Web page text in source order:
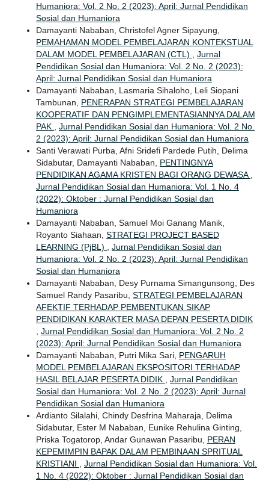
Humaniora: Vol. 2 No. 2 (2023): April: Jurnal Pendidikan
Sosial dan Humaniora
Damayanti Nababan, Christofel Agner Sipayung,
PEMAHAMAN MODEL PEMBELAJARAN KONTEKSTUAL
DALAM MODEL PEMBELAJARAN (CTL)
Jurnal
Pendidikan Sosial dan Humaniora: Vol. 2 No. 2 (2023):
April: Jurnal Pendidikan Sosial dan Humaniora
Damayanti Nababan, Lasmaria Sihaloho, Leli Siopani
Tambunan, PENERAPAN STRATEGI PEMBELAJARAN
KOOPERATIF DAN PENGIMPLEMENTASIANNYA DALAM
PAK
Jurnal Pendidikan Sosial dan Humaniora: Vol. 2 No.
2 (2023): April: Jurnal Pendidikan Sosial dan Humaniora
Santi Verawati Purba, Afni Sridefi Pardede Putih, Delima
Sidabutar, Damayanti Nababan, PENTINGNYA
PENDIDIKAN AGAMA KRISTEN BAGI ORANG DEWASA
Jurnal Pendidikan Sosial dan Humaniora: Vol. 1 No. 4
(2022): Oktober : Jurnal Pendidikan Sosial dan
Humaniora
Damayanti Nababan, Samuel Moi Ganang Manik,
Royanto Siahaan, STRATEGI PROJECT BASED
LEARNING (PjBL)
Jurnal Pendidikan Sosial dan
Humaniora: Vol. 2 No. 2 (2023): April: Jurnal Pendidikan
Sosial dan Humaniora
Damayanti Nababan, Desy Purnama Simangunsong, Des
Samuel Randy Pasaribu, STRATEGI PEMBELAJARAN
AFEKTIF TERHADAP PEMBENTUKAN SIKAP
PENDIDIKAN KARAKTER MASA DEPAN PESERTA DIDIK
Jurnal Pendidikan Sosial dan Humaniora: Vol. 2 No. 2
(2023): April: Jurnal Pendidikan Sosial dan Humaniora
Damayanti Nababan, Putri Mika Sari, PENGARUH
MODEL PEMBELAJARAN EKSPOSITORI TERHADAP
HASIL BELAJAR PESERTA DIDIK
Jurnal Pendidikan
Sosial dan Humaniora: Vol. 2 No. 2 (2023): April: Jurnal
Pendidikan Sosial dan Humaniora
Ardianto Silalahi, Chindy Desfrina Maharaja, Delima
Sidabutar, Ester M Nababan, Eunike Rehulina Ginting,
Priska Togatorop, Andar Gunawan Pasaribu, PERAN
KEPEMIMPIN BAPAK DALAM PEMBINAAN SPRITUAL
KRISTIANI
Jurnal Pendidikan Sosial dan Humaniora: Vol.
1 No. 4 (2022): Oktober : Jurnal Pendidikan Sosial dan